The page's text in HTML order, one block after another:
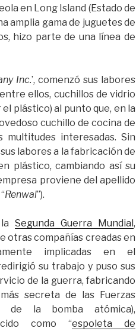
en Long Island (Estado de
amplia gama de juguetes de
hizo parte de una línea de
Inc.’, comenzó sus labores
ellos, cuchillos de vidrio
plástico) al punto que, en la
cuchillo de cocina de
interesadas. Sin
labores a la fabricación de
plástico, cambiando así su
proviene del apellido
Renwal”).
laSegunda Guerra Mundial,
otras compañías creadas en
implicadas en el
su trabajo y puso sus
de la guerra, fabricando
secreta de las Fuerzas
de la bomba atómica),
como “espoleta de